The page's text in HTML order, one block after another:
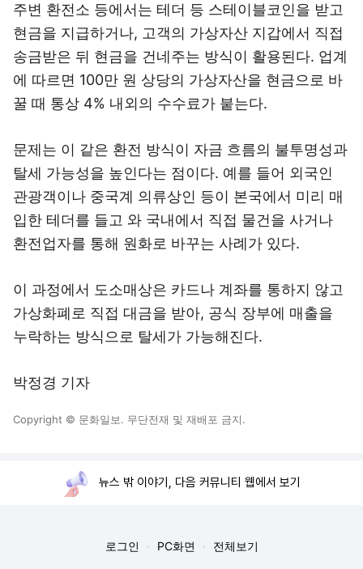
주변 환전소 등에서는 테더 등 스테이블코인을 받고
현금을 지급하거나, 고객의 가상자산 지갑에서 직접
송금받은 뒤 현금을 건네주는 방식이 활용된다. 업계
에 따르면 100만 원 상당의 가상자산을 현금으로 바
꿀 때 통상 4% 내외의 수수료가 붙는다.
문제는 이 같은 환전 방식이 자금 흐름의 불투명성과
탈세 가능성을 높인다는 점이다. 예를 들어 외국인
관광객이나 중국계 의류상인 등이 본국에서 미리 매
입한 테더를 들고 와 국내에서 직접 물건을 사거나
환전업자를 통해 원화로 바꾸는 사례가 있다.
이 과정에서 도소매상은 카드나 계좌를 통하지 않고
가상화폐로 직접 대금을 받아, 공식 장부에 매출을
누락하는 방식으로 탈세가 가능해진다.
박정경 기자
Copyright © 문화일보. 무단전재 및 재배포 금지.
뉴스 밖 이야기, 다음 커뮤니티 웹에서 보기
로그인 PC화면 전체보기